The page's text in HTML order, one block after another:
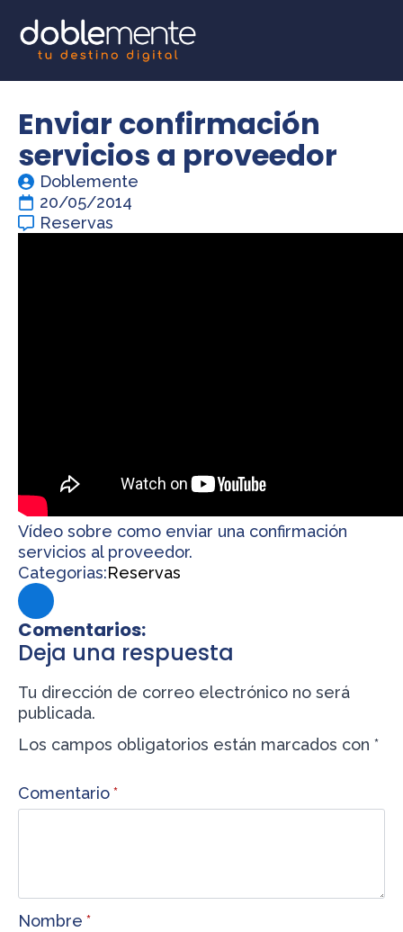
Enviar confirmación
servicios a proveedor
Doblemente
20/05/2014
Reservas
Vídeo sobre como enviar una confirmación
servicios al proveedor.
Categorias:Reservas
Comentarios:
Deja una respuesta
Tu dirección de correo electrónico no será
publicada.
Los campos obligatorios están marcados con *
Comentario*
Nombre *